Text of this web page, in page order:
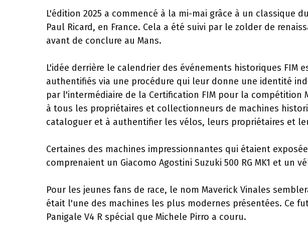
L'édition 2025 a commencé à la mi-mai grâce à un classique
Paul Ricard, en France. Cela a été suivi par le zolder de
avant de conclure au Mans.
L'idée derrière le calendrier des événements historiques FIM
authentifiés via une procédure qui leur donne une identité
par l'intermédiaire de la Certification FIM pour la compétition
à tous les propriétaires et collectionneurs de machines
cataloguer et à authentifier les vélos, leurs propriétaires et
Certaines des machines impressionnantes qui étaient
comprenaient un Giacomo Agostini Suzuki 500 RG MK1 et un
Pour les jeunes fans de race, le nom Maverick Vinales
était l'une des machines les plus modernes présentées. Ce
Panigale V4 R spécial que Michele Pirro a couru.